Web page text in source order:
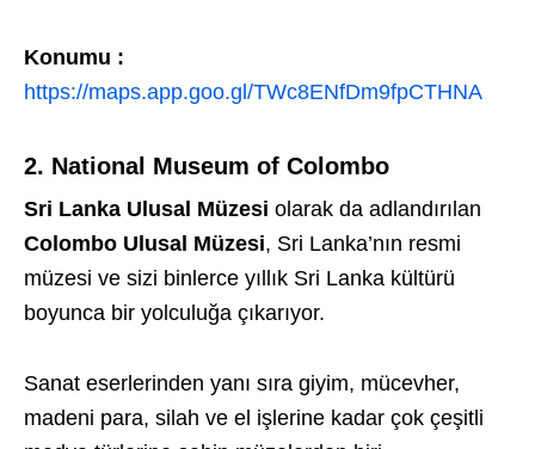
Konumu :
https://maps.app.goo.gl/TWc8ENfDm9fpCTHNA
2. National Museum of Colombo
Sri Lanka Ulusal Müzesi olarak da adlandırılan
Colombo Ulusal Müzesi, Sri Lanka’nın resmi
müzesi ve sizi binlerce yıllık Sri Lanka kültürü
boyunca bir yolculuğa çıkarıyor.
Sanat eserlerinden yanı sıra giyim, mücevher,
madeni para, silah ve el işlerine kadar çok çeşitli